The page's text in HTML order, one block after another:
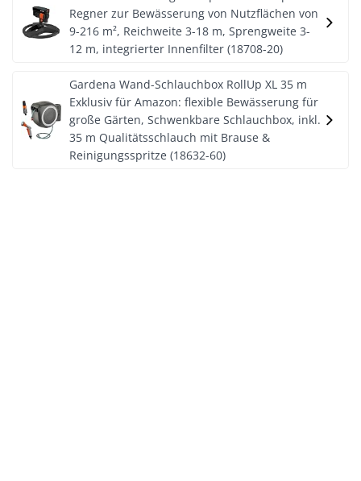
Regner zur Bewässerung von Nutzflächen von
9-216 m², Reichweite 3-18 m, Sprengweite 3-
12 m, integrierter Innenfilter (18708-20)
Gardena Wand-Schlauchbox RollUp XL 35 m
Exklusiv für Amazon: flexible Bewässerung für
große Gärten, Schwenkbare Schlauchbox, inkl.
35 m Qualitätsschlauch mit Brause &
Reinigungsspritze (18632-60)